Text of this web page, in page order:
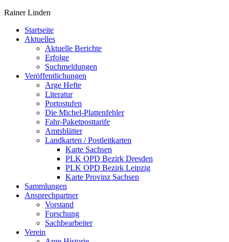
Rainer Linden
Startseite
Aktuelles
Aktuelle Berichte
Erfolge
Suchmeldungen
Veröffentlichungen
Arge Hefte
Literatur
Portostufen
Die Michel-Plattenfehler
Fahr-Paketposttarife
Amtsblätter
Landkarten / Postleitkarten
Karte Sachsen
PLK OPD Bezirk Dresden
PLK OPD Bezirk Leipzig
Karte Provinz Sachsen
Sammlungen
Ansprechpartner
Vorstand
Forschung
Sachbearbeiter
Verein